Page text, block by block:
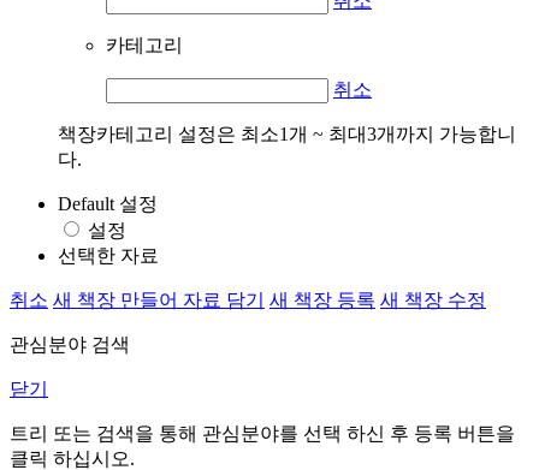
카테고리
취소
책장카테고리 설정은 최소1개 ~ 최대3개까지 가능합니
다.
Default 설정
설정
선택한 자료
취소 새 책장 만들어 자료 담기 새 책장 등록 새 책장 수정
관심분야 검색
닫기
트리 또는 검색을 통해 관심분야를 선택 하신 후 등록 버튼을
클릭 하십시오.